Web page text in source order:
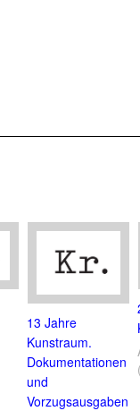
13 Jahre
Kunstraum.
Dokumentationen
und
Vorzugsausgaben